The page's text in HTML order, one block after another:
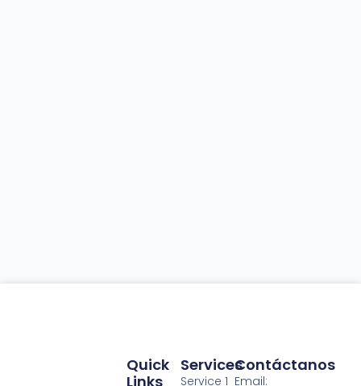
Services
Service 1
Quick
Links
Contáctanos
Email: